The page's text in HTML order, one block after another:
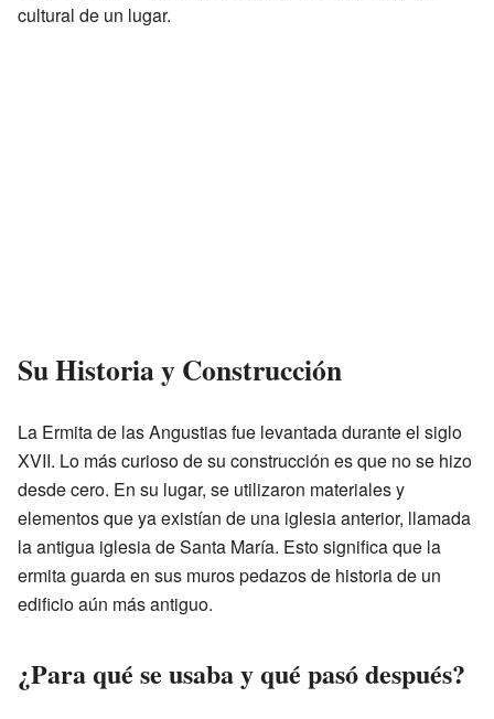
cultural de un lugar.
Su Historia y Construcción
La Ermita de las Angustias fue levantada durante el siglo
XVII. Lo más curioso de su construcción es que no se hizo
desde cero. En su lugar, se utilizaron materiales y
elementos que ya existían de una iglesia anterior, llamada
la antigua iglesia de Santa María. Esto significa que la
ermita guarda en sus muros pedazos de historia de un
edificio aún más antiguo.
¿Para qué se usaba y qué pasó después?